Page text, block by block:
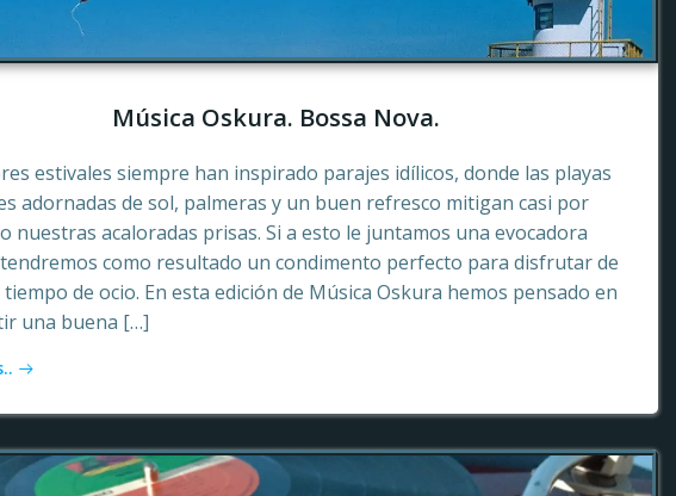
Música Oskura. Bossa Nova.
estivales siempre han inspirado parajes idílicos, donde las playas
adornadas de sol, palmeras y un buen refresco mitigan casi por
nuestras acaloradas prisas. Si a esto le juntamos una evocadora
como resultado un condimento perfecto para disfrutar de
de ocio. En esta edición de Música Oskura hemos pensado en
una buena […]